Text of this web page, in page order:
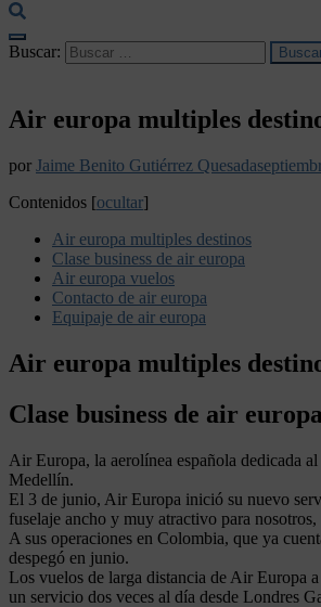
Buscar:
Air europa multiples
por Jaime Benito Gutiérrez Quesada
Contenidos [ocultar]
Air europa multiples destinos
Clase business de air europa
Air europa vuelos
Contacto de air europa
Equipaje de air europa
Air europa multiples
Clase business de air europa
Air Europa, la aerolínea española dedicada
Medellín.
El 3 de junio, Air Europa inició su nuevo
fuselaje ancho y muy atractivo para
A sus operaciones en Colombia, que ya
despegó en junio.
Los vuelos de larga distancia de Air Europa
un servicio dos veces al día desde Londres